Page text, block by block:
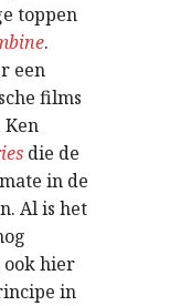
toppen
.
een
films
Ken
die de
in de
Al is het
ook hier
in